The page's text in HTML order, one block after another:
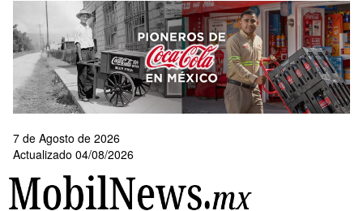
contenido
principal
7 de Agosto de 2026
Actualizado 04/08/2026